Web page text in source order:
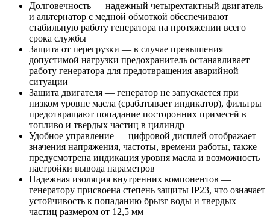
Долговечность — надежный четырехтактный двигатель
и альтернатор с медной обмоткой обеспечивают
стабильную работу генератора на протяжении всего
срока службы
Защита от перегрузки — в случае превышения
допустимой нагрузки предохранитель останавливает
работу генератора для предотвращения аварийной
ситуации
Защита двигателя — генератор не запускается при
низком уровне масла (срабатывает индикатор), фильтры
предотвращают попадание посторонних примесей в
топливо и твердых частиц в цилиндр
Удобное управление — цифровой дисплей отображает
значения напряжения, частоты, времени работы, также
предусмотрена индикация уровня масла и возможность
настройки вывода параметров
Надежная изоляция внутренних компонентов —
генератору присвоена степень защиты IP23, что означает
устойчивость к попаданию брызг воды и твердых
частиц размером от 12,5 мм